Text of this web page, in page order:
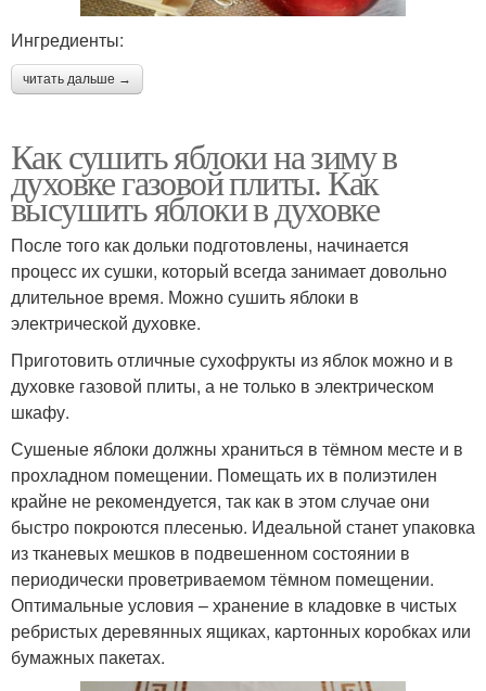
Ингредиенты:
читать дальше →
Как сушить яблоки на зиму в
духовке газовой плиты. Как
высушить яблоки в духовке
После того как дольки подготовлены, начинается
процесс их сушки, который всегда занимает довольно
длительное время. Можно сушить яблоки в
электрической духовке.
Приготовить отличные сухофрукты из яблок можно и в
духовке газовой плиты, а не только в электрическом
шкафу.
Сушеные яблоки должны храниться в тёмном месте и в
прохладном помещении. Помещать их в полиэтилен
крайне не рекомендуется, так как в этом случае они
быстро покроются плесенью. Идеальной станет упаковка
из тканевых мешков в подвешенном состоянии в
периодически проветриваемом тёмном помещении.
Оптимальные условия – хранение в кладовке в чистых
ребристых деревянных ящиках, картонных коробках или
бумажных пакетах.